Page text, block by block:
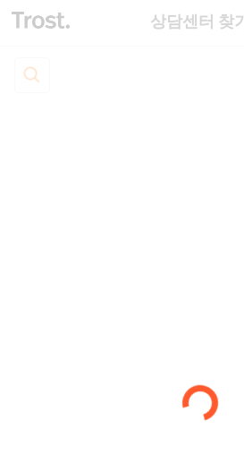
상담센터 찾기